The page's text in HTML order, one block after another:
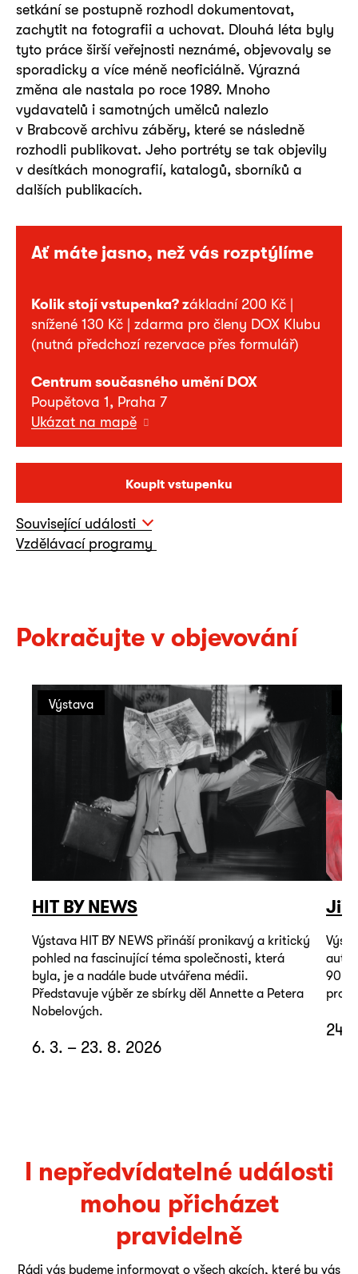
Ať máte jasno, než vás rozptýlíme
Kolik stojí vstupenka? základní 200 Kč |
snížené 130 Kč | zdarma pro členy DOX Klubu
(nutná předchozí rezervace přes formulář)
Centrum současného umění DOX
Poupětova 1, Praha 7
Ukázat na mapě
Koupit vstupenku
setkání se postupně rozhodl dokumentovat,
zachytit na fotografii a uchovat. Dlouhá léta byly
tyto práce širší veřejnosti neznámé, objevovaly se
sporadicky a více méně neoficiálně. Výrazná
změna ale nastala po roce 1989. Mnoho
vydavatelů i samotných umělců nalezlo
v Brabcově archivu záběry, které se následně
rozhodli publikovat. Jeho portréty se tak objevily
v desítkách monografií, katalogů, sborníků a
dalších publikacích.
Související události
Vzdělávací programy
Pokračujte v objevování
Výstava
HIT BY NEWS
Výstava HIT BY NEWS přináší pronikavý a kritický
pohled na fascinující téma společnosti, která
byla, je a nadále bude utvářena médii.
Představuje výběr ze sbírky děl Annette a Petera
Nobelových.
6. 3. – 23. 8. 2026
Jiří
90.
24.
I nepředvídatelné události
mohou přicházet
pravidelně
Rádi vás budeme informovat o všech akcích, které by vás